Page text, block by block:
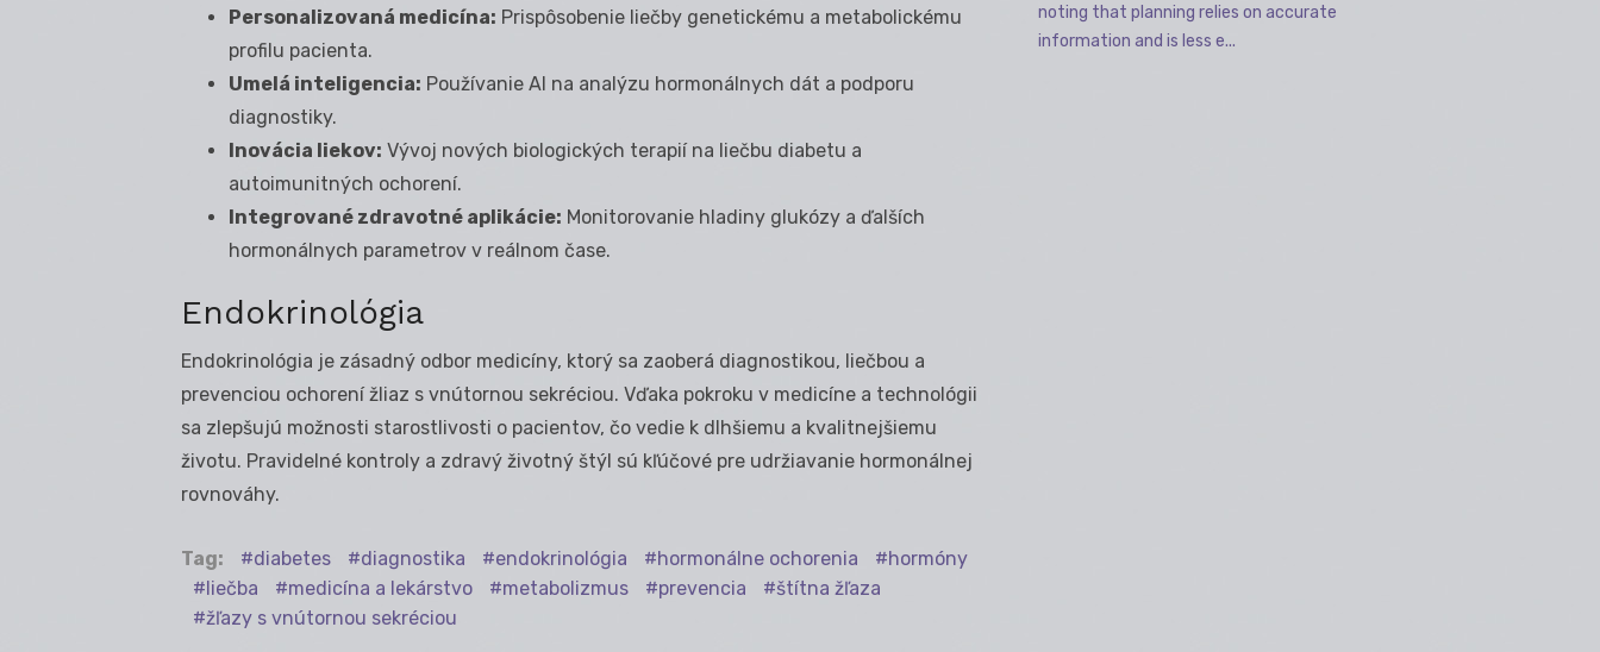
Personalizovaná medicína: Prispôsobenie liečby genetickému a metabolickému
profilu pacienta.
Umelá inteligencia: Používanie AI na analýzu hormonálnych dát a podporu
diagnostiky.
Inovácia liekov: Vývoj nových biologických terapií na liečbu diabetu a
autoimunitných ochorení.
Integrované zdravotné aplikácie: Monitorovanie hladiny glukózy a ďalších
hormonálnych parametrov v reálnom čase.
Endokrinológia
Endokrinológia je zásadný odbor medicíny, ktorý sa zaoberá diagnostikou, liečbou a
prevenciou ochorení žliaz s vnútornou sekréciou. Vďaka pokroku v medicíne a technológii
sa zlepšujú možnosti starostlivosti o pacientov, čo vedie k dlhšiemu a kvalitnejšiemu
životu. Pravidelné kontroly a zdravý životný štýl sú kľúčové pre udržiavanie hormonálnej
rovnováhy.
Tag: diabetes diagnostika endokrinológia hormonálne ochorenia
hormóny
liečba
medicína a lekárstvo metabolizmus prevencia
štítna žľaza
žľazy s vnútornou sekréciou
noting that planning relies on accurate
information and is less e...